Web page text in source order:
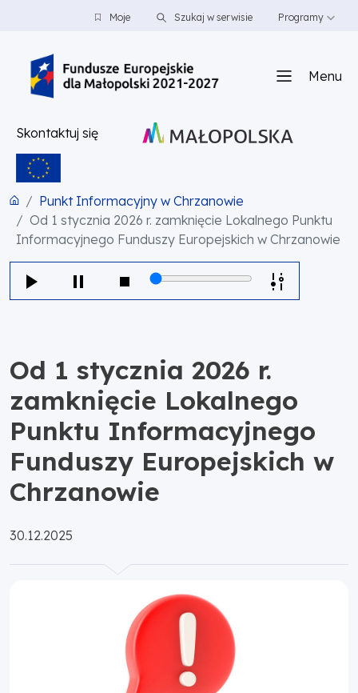
PRZEJDŹ DO TREŚCI
PRZEJDŹ DO MENUMoje Szukaj w serwisie Programy
Menu
Skontaktuj się
Punkt Informacyjny w Chrzanowie
Od 1 stycznia 2026 r. zamknięcie Lokalnego Punktu
Informacyjnego Funduszy Europejskich w Chrzanowie
Od 1 stycznia 2026 r.
zamknięcie Lokalnego
Punktu Informacyjnego
Funduszy Europejskich w
Chrzanowie
Opublikowano:
30.12.2025